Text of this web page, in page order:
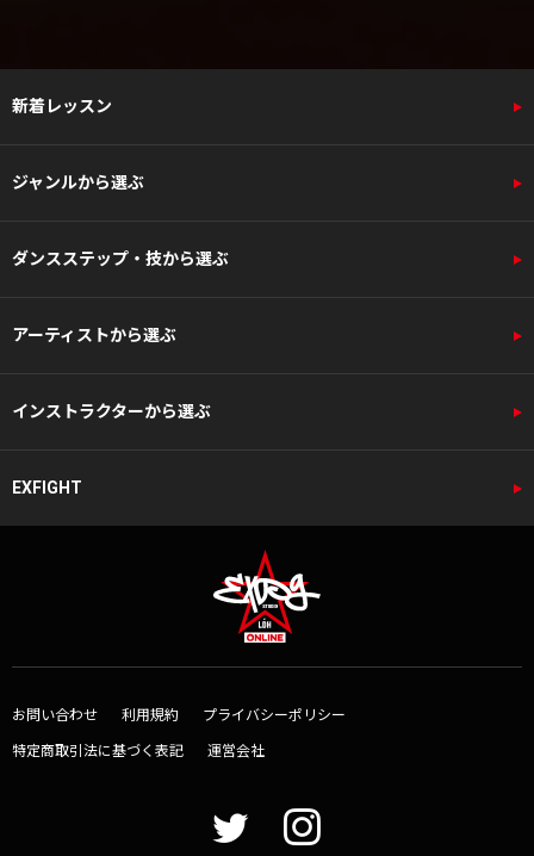
新着レッスン
ジャンルから選ぶ
ダンスステップ・技から選ぶ
アーティストから選ぶ
インストラクターから選ぶ
EXFIGHT
お問い合わせ 利用規約 プライバシーポリシー
特定商取引法に基づく表記 運営会社